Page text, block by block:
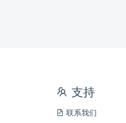
支持
联系我们